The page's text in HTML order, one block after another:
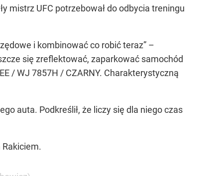
mistrz UFC potrzebował do odbycia treningu
i kombinować co robić teraz” –
się zreflektować, zaparkować samochód
/ WJ 7857H / CZARNY. Charakterystyczną
auta. Podkreślił, że liczy się dla niego czas